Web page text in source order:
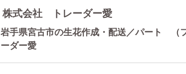
株式会社 トレーダー愛
岩手県宮古市の生花作成・配送／パート
ーダー愛